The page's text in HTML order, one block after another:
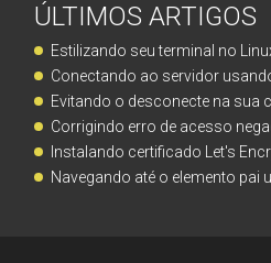
ÚLTIMOS ARTIGOS
Estilizando seu terminal no
Conectando ao servidor
Evitando o desconecte na sua
Corrigindo erro de acesso
Instalando certificado Let's
Navegando até o elemento pai